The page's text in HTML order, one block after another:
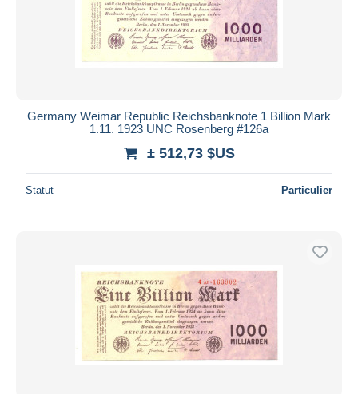
Germany Weimar Republic Reichsbanknote 1 Billion Mark
1.11. 1923 UNC Rosenberg #126a
± 512,73 $US
Statut Particulier